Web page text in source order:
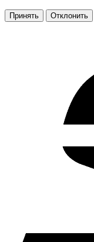
Принять Отклонить